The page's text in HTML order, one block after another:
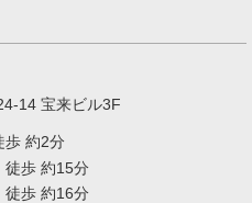
14 宝来ビル3F
歩 約2分
徒歩 約15分
徒歩 約16分